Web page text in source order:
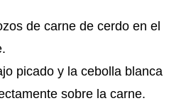
de carne de cerdo en el
picado y la cebolla blanca
sobre la carne.